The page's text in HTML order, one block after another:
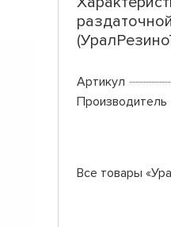
Артикул
Производитель
Все товары